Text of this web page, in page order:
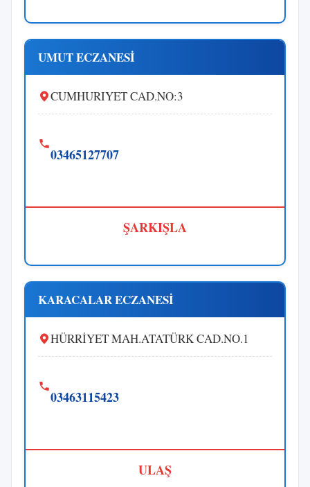
UMUT ECZANESİ
CUMHURIYET CAD.NO:3
03465127707
ŞARKIŞLA
KARACALAR ECZANESİ
HÜRRİYET MAH.ATATÜRK CAD.NO.1
03463115423
ULAŞ